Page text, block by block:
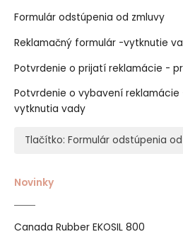
Formulár odstúpenia od zmluvy
Reklamačný formulár -vytknutie
Potvrdenie o prijatí reklamácie -
Potvrdenie o vybavení
vytknutia vady
Tlačítko: Formulár odstúpenia
Novinky
Canada Rubber EKOSIL 800